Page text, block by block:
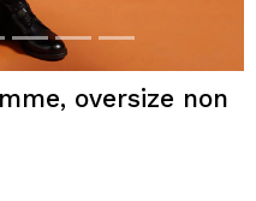
oversize non